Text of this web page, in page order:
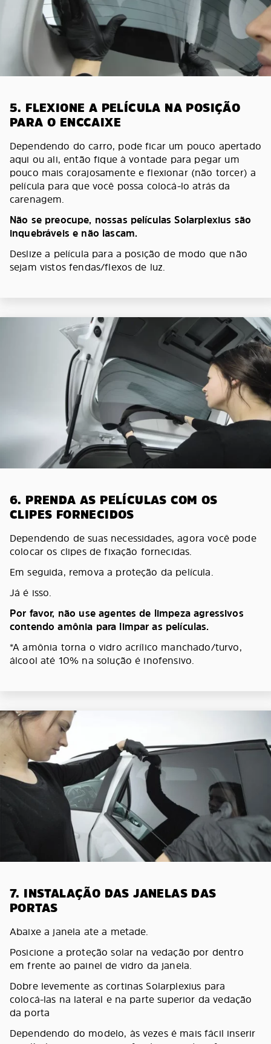
5. FLEXIONE A PELÍCULA NA POSIÇÃO
PARA O ENCCAIXE
Dependendo do carro, pode ficar um pouco apertado
aqui ou ali, então fique à vontade para pegar um
pouco mais corajosamente e flexionar (não torcer) a
película para que você possa colocá-lo atrás da
carenagem.
Não se preocupe, nossas películas Solarplexius são
inquebráveis e não lascam.
Deslize a película para a posição de modo que não
sejam vistos fendas/flexos de luz.
6. PRENDA AS PELÍCULAS COM OS
CLIPES FORNECIDOS
Dependendo de suas necessidades, agora você pode
colocar os clipes de fixação fornecidas.
Em seguida, remova a proteção da película.
Já é isso.
Por favor, não use agentes de limpeza agressivos
contendo amônia para limpar as películas.
*A amônia torna o vidro acrílico manchado/turvo,
álcool até 10% na solução é inofensivo.
7. INSTALAÇÃO DAS JANELAS DAS
PORTAS
Abaixe a janela ate a metade.
Posicione a proteção solar na vedação por dentro
em frente ao painel de vidro da janela.
Dobre levemente as cortinas Solarplexius para
colocá-las na lateral e na parte superior da vedação
da porta
Dependendo do modelo, às vezes é mais fácil inserir